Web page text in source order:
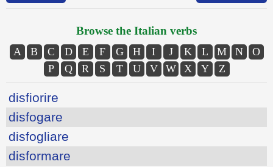
Browse the Italian verbs
A B C D E F G H I J K L M N
O
P
Q R S T U V W X Y Z
disfiorire
disfogare
disfogliare
disformare